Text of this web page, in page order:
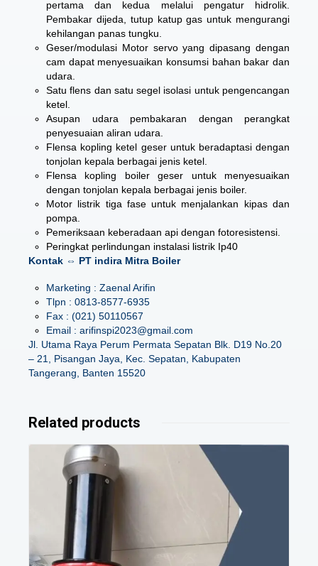
pertama dan kedua melalui pengatur hidrolik.
Pembakar dijeda, tutup katup gas untuk mengurangi
kehilangan panas tungku.
Geser/modulasi Motor servo yang dipasang dengan
cam dapat menyesuaikan konsumsi bahan bakar dan
udara.
Satu flens dan satu segel isolasi untuk pengencangan
ketel.
Asupan udara pembakaran dengan perangkat
penyesuaian aliran udara.
Flensa kopling ketel geser untuk beradaptasi dengan
tonjolan kepala berbagai jenis ketel.
Flensa kopling boiler geser untuk menyesuaikan
dengan tonjolan kepala berbagai jenis boiler.
Motor listrik tiga fase untuk menjalankan kipas dan
pompa.
Pemeriksaan keberadaan api dengan fotoresistensi.
Peringkat perlindungan instalasi listrik Ip40
Kontak ⇔ PT indira Mitra Boiler
Marketing : Zaenal Arifin
Tlpn : 0813-8577-6935
Fax : (021) 50110567
Email : arifinspi2023@gmail.com
Jl. Utama Raya Perum Permata Sepatan Blk. D19 No.20
– 21, Pisangan Jaya, Kec. Sepatan, Kabupaten
Tangerang, Banten 15520
Related products